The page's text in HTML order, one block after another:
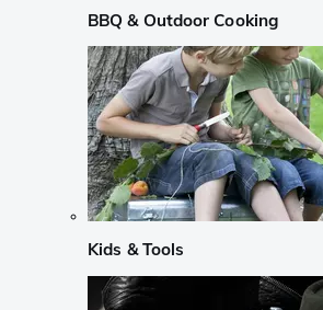
BBQ & Outdoor Cooking
Kids & Tools